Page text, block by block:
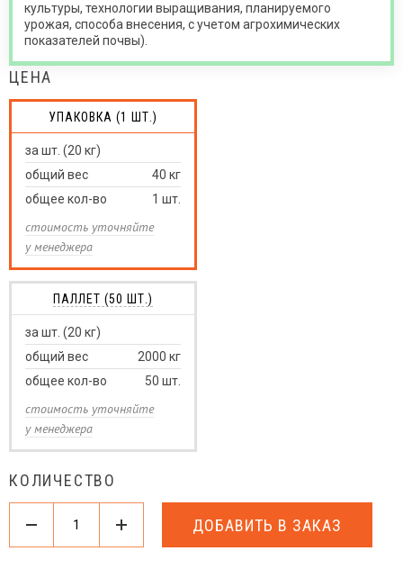
культуры, технологии выращивания, планируемого
урожая, способа внесения, с учетом агрохимических
показателей почвы).
ЦЕНА
УПАКОВКА (1 ШТ.)
за шт. (20 кг)
общий вес
40 кг
общее кол-во
1 шт.
стоимость уточняйте
у менеджера
ПАЛЛЕТ (50 ШТ.)
за шт. (20 кг)
общий вес
2000 кг
общее кол-во
50 шт.
стоимость уточняйте
у менеджера
КОЛИЧЕСТВО
ДОБАВИТЬ В ЗАКАЗ